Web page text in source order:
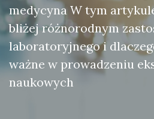
medycyna W tym
bliżej różnorodnym
laboratoryjnego i
ważne w prowadzeniu
naukowych